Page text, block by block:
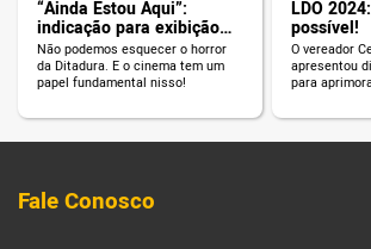
“Ainda Estou Aqui”:
indicação para exibição
gratuita
Não podemos esquecer o horror
da Ditadura. E o cinema tem um
papel fundamental nisso!
LDO
possível!
O vereador
apresentou
para
Fale Conosco